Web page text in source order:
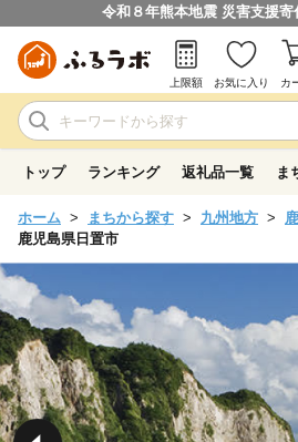
令和８年熊本地震 災害支援寄
上限額 お気に入り カ
トップ ランキング 返礼品一覧 ま
ホーム まちから探す 九州地方
鹿児島県日置市